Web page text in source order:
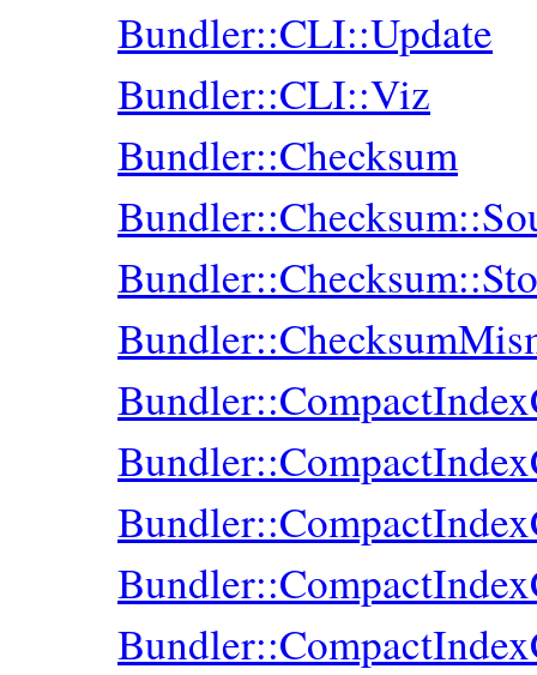
Bundler::CLI::Update
Bundler::CLI::Viz
Bundler::Checksum